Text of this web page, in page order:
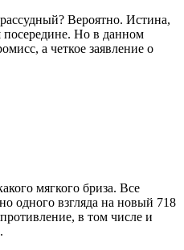
Вероятно. Истина,
посередине. Но в данном
а четкое заявление о
мягкого бриза. Все
одного взгляда на новый 718
в том числе и